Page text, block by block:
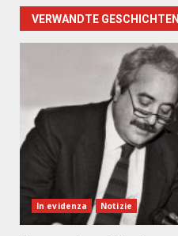
VERWANDTE GESCHICHTEN
In evidenza Notizie